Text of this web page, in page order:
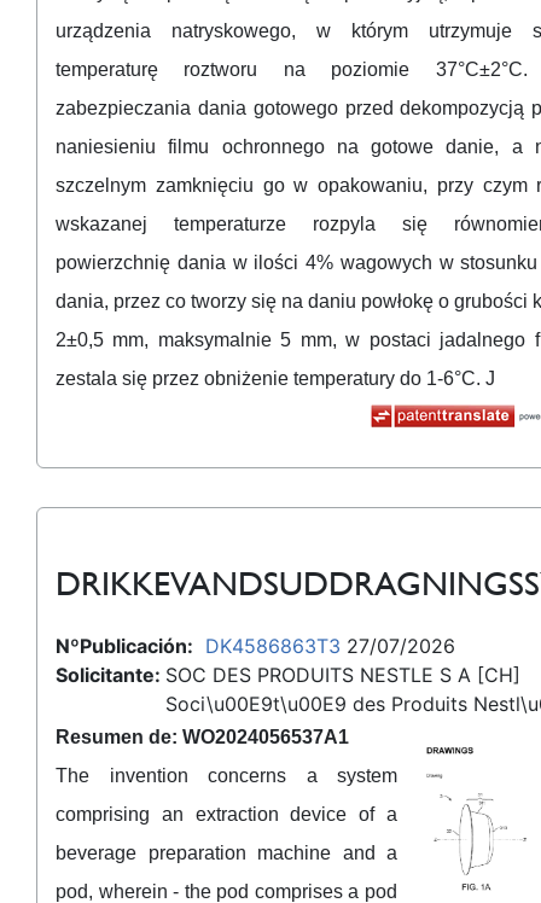
urządzenia natryskowego, w którym utrzymuje
temperaturę roztworu na poziomie 37°C±2°C.
zabezpieczania dania gotowego przed dekompozycją
naniesieniu filmu ochronnego na gotowe danie, a
szczelnym zamknięciu go w opakowaniu, przy czym
wskazanej temperaturze rozpyla się
powierzchnię dania w ilości 4% wagowych w
dania, przez co tworzy się na daniu powłokę o grubości
2±0,5 mm, maksymalnie 5 mm, w postaci jadalnego
zestala się przez obniżenie temperatury do 1-6°C. J
NºPublicación: DK4586863T3 27/07/2026
Solicitante: SOC DES PRODUITS NESTLE S A [CH]
Soci\u00E9t\u00E9 des Produits
Resumen de: WO2024056537A1
The invention concerns a system
comprising an extraction device of a
beverage preparation machine and a
pod, wherein - the pod comprises a pod